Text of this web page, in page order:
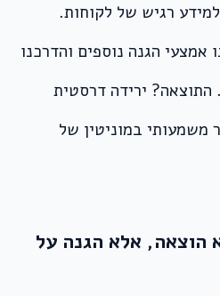
רגיש של לקוחות.
אמצעי הגנה נוספים והדרכנו
ירידה דרסטית
משמעותי במוניטין של
אלא הגנה על